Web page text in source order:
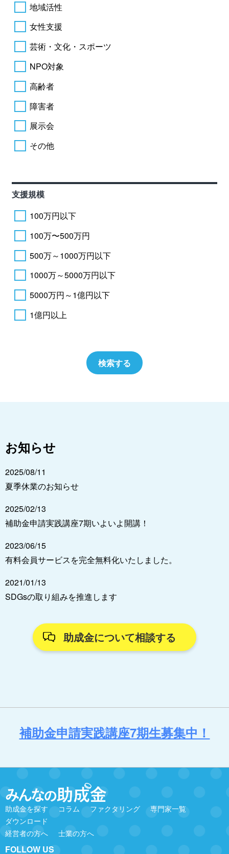
地域活性
女性支援
芸術・文化・スポーツ
NPO対象
高齢者
障害者
展示会
その他
支援規模
100万円以下
100万〜500万円
500万～1000万円以下
1000万～5000万円以下
5000万円～1億円以下
1億円以上
お知らせ
2025/08/11
夏季休業のお知らせ
2025/02/13
補助金申請実践講座7期いよいよ開講！
2023/06/15
有料会員サービスを完全無料化いたしました。
2021/01/13
SDGsの取り組みを推進します
助成金について相談する
補助金申請実践講座7期生募集中！
助成金を探す コラム ファクタリング
専門家一覧
ダウンロード
経営者の方へ
士業の方へ
FOLLOW US